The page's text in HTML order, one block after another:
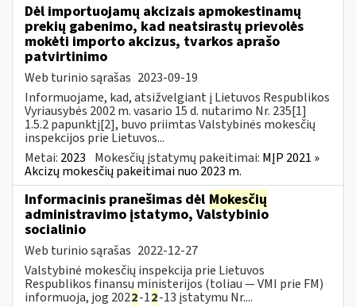
Dėl importuojamų akcizais apmokestinamų
prekių gabenimo, kad neatsirastų prievolės
mokėti importo akcizus, tvarkos aprašo
patvirtinimo
Web turinio sąrašas 2023-09-19
Informuojame, kad, atsižvelgiant į Lietuvos Respublikos
Vyriausybės 2002 m. vasario 15 d. nutarimo Nr. 235[1]
1.5.2 papunktį[2], buvo priimtas Valstybinės mokesčių
inspekcijos prie Lietuvos...
Metai: 2023 Mokesčių įstatymų pakeitimai: MĮP 2021 »
Akcizų mokesčių pakeitimai nuo 2023 m.
Informacinis pranešimas dėl Mokesčių
administravimo įstatymo, Valstybinio
socialinio
Web turinio sąrašas 2022-12-27
Valstybinė mokesčių inspekcija prie Lietuvos
Respublikos finansų ministerijos (toliau — VMI prie FM)
informuoja, jog 2022-12-13 įstatymu Nr....